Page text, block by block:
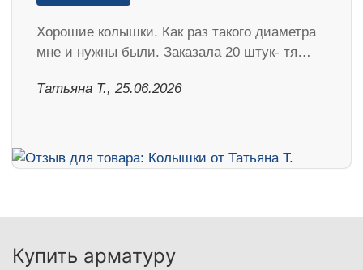
Хорошие колышки. Как раз такого диаметра
мне и нужны были. Заказала 20 штук- тя…
Татьяна Т., 25.06.2026
Купить арматуру